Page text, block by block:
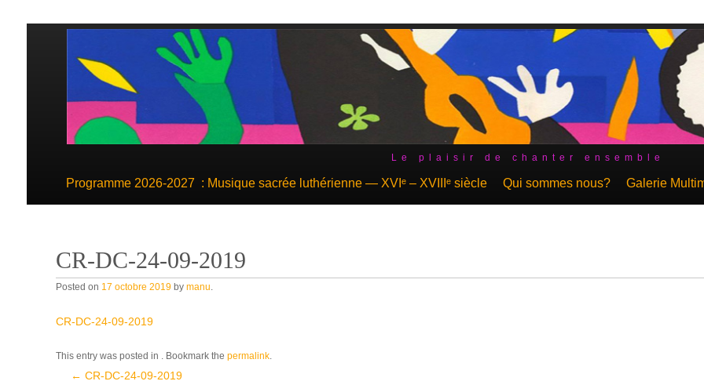
Le plaisir de chanter ensemble
Skip to content
Programme 2026-2027 : Musique sacrée luthérienne — XVIᵉ – XVIIIᵉ siècle Qui sommes nous? Galerie
CR-DC-24-09-2019
Posted on 17 octobre 2019by manu
CR-DC-24-09-2019
This entry was posted in . Bookmark the permalink.
Post navigation
← CR-DC-24-09-2019